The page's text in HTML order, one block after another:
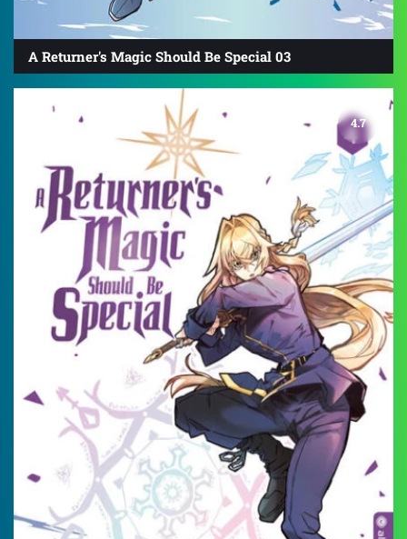
A Returner's Magic Should Be Special 03
4.7